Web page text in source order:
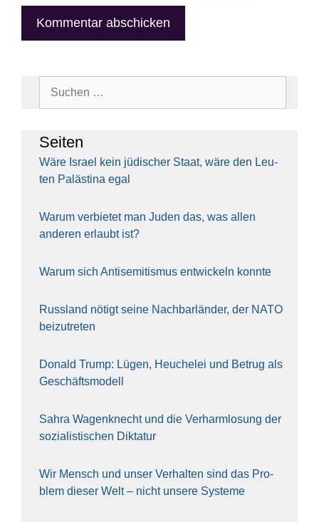
Sei­ten
Wäre Isra­el kein jüdi­scher Staat, wäre den Leu­
ten Paläs­ti­na egal
War­um ver­bie­tet man Juden das, was allen
ande­ren erlaubt ist?
War­um sich Anti­se­mi­tis­mus ent­wi­ckeln konn­te
Russ­land nötigt sei­ne Nach­bar­län­der, der NATO
bei­zu­tre­ten
Donald Trump: Lügen, Heu­che­lei und Betrug als
Geschäfts­mo­dell
Sahra Wagen­knecht und die Ver­harm­lo­sung der
sozia­lis­ti­schen Dik­ta­tur
Wir Mensch und unser Ver­hal­ten sind das Pro­
blem die­ser Welt – nicht unse­re Sys‍te‍me